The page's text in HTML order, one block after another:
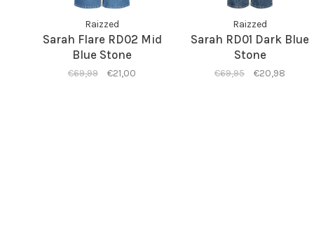
Raizzed
Sarah Flare RD02 Mid
Blue Stone
€69,99 €21,00
Raizzed
Sarah RD01 Dark Blue
Stone
€69,95 €20,98